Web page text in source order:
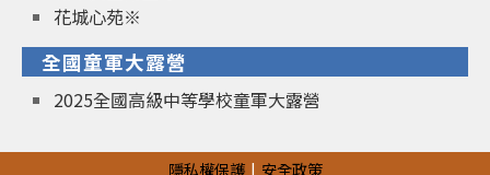
花城心苑※
全國童軍大露營
2025全國高級中等學校童軍大露營
隱私權保護 安全政策